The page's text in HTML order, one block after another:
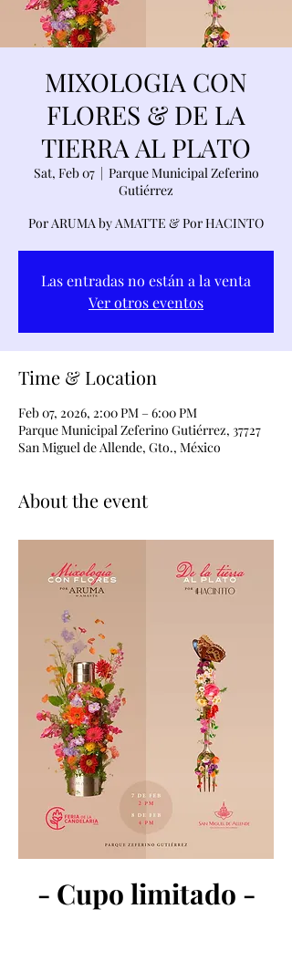
MIXOLOGIA CON
FLORES & DE LA
TIERRA AL PLATO
Sat, Feb 07
  |
Parque Municipal Zeferino
Gutiérrez
Por ARUMA by AMATTE & Por HACINTO
Las entradas no están a la venta
Ver otros eventos
Time & Location
Feb 07, 2026, 2:00 PM – 6:00 PM
Parque Municipal Zeferino Gutiérrez, 37727
San Miguel de Allende, Gto., México
About the event
- Cupo limitado -